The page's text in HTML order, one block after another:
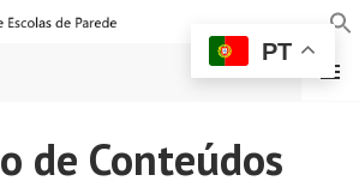
DE
MENU
de Conteúdos
PT